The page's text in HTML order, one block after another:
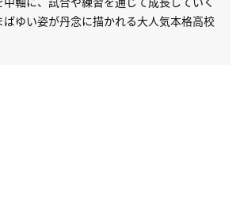
ゆい姿が丹念に描かれる大人気本格高校